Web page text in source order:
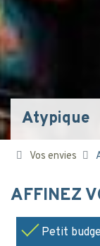
Atypique
Vos envies
AFFINEZ
Petit